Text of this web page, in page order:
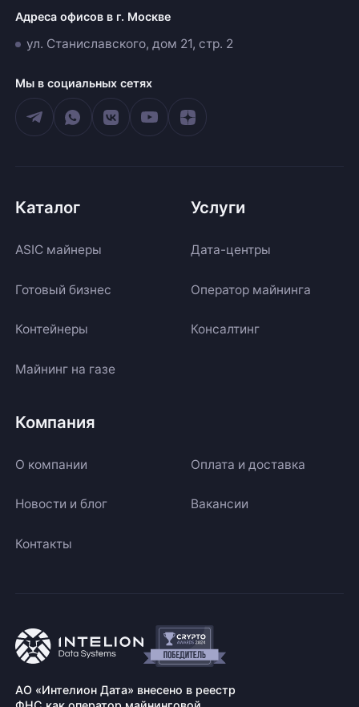
Адреса офисов в г. Москве
ул. Станиславского, дом 21, стр. 2
Мы в социальных сетях
Каталог
ASIC майнеры
Готовый бизнес
Контейнеры
Майнинг на газе
Услуги
Дата-центры
Оператор майнинга
Консалтинг
Компания
О компании Оплата и доставка
Новости и блог Вакансии
Контакты
АО «Интелион Дата» внесено в реестр